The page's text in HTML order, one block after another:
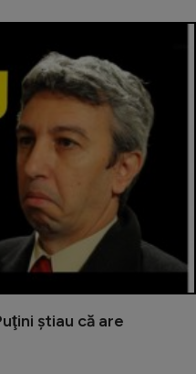
ştiau că are